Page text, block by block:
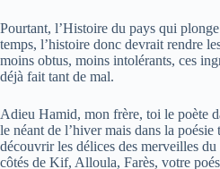
Pourtant, l’Histoire du pays qui
temps, l’histoire donc devrait rendre
moins obtus, moins intolérants, ces
déjà fait tant de mal.
Adieu Hamid, mon frère, toi le poète
le néant de l’hiver mais dans la
découvrir les délices des merveilles
côtés de Kif, Alloula, Farès, votre